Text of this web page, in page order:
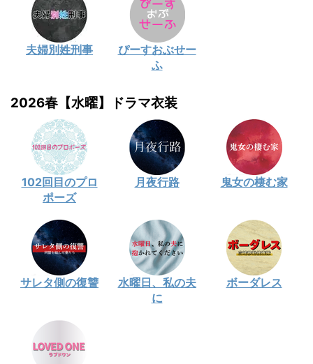
夫婦別姓刑事
ぴーすおぶせー
ふ
2026春【水曜】ドラマ衣装
102回目のプロ
ポーズ
月夜行路 鬼女の棲む家
サレタ側の復讐
水曜日、私の夫
に
ボーダレス